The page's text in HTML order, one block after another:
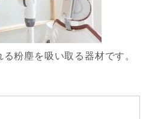
粉塵を吸い取る器材です。